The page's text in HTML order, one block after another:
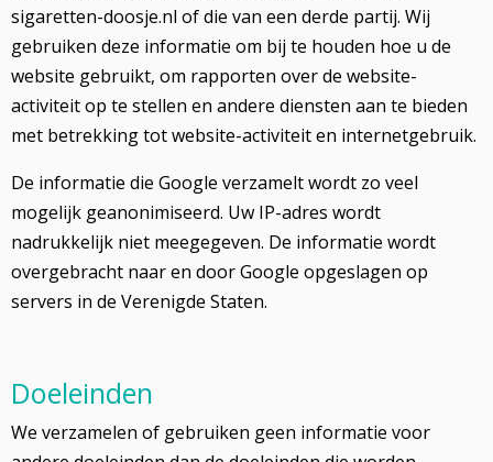
sigaretten-doosje.nl of die van een derde partij. Wij
gebruiken deze informatie om bij te houden hoe u de
website gebruikt, om rapporten over de website-
activiteit op te stellen en andere diensten aan te bieden
met betrekking tot website-activiteit en internetgebruik.
De informatie die Google verzamelt wordt zo veel
mogelijk geanonimiseerd. Uw IP-adres wordt
nadrukkelijk niet meegegeven. De informatie wordt
overgebracht naar en door Google opgeslagen op
servers in de Verenigde Staten.
Doeleinden
We verzamelen of gebruiken geen informatie voor